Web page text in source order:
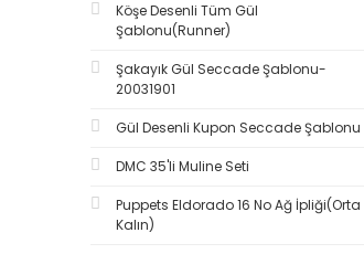
Köşe Desenli Tüm Gül
Şablonu(Runner)
Şakayık Gül Seccade Şablonu-
20031901
Gül Desenli Kupon Seccade Şablonu
DMC 35'li Muline Seti
Puppets Eldorado 16 No Ağ İpliği(Orta
Kalın)